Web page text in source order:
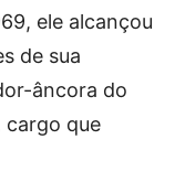
ele alcançou
de sua
âncora do
cargo que